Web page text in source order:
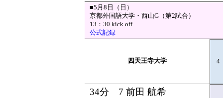
■5月8日（日）
京都外国語大学・西山G（第2試合）
13：30 kick off
公式記録
四天王寺大学 4
34分 7 前田 航希